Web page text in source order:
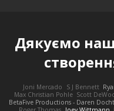
Дякуємо
Joni Mercado S J Bennett
Max Christian Pohle Scott
BetaFive Productions - Daren